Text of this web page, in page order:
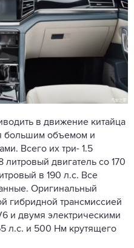
в движение китайца
большим объемом и
Всего их три- 1.5
литровый двигатель со 170
в 190 л.с. Все
Оригинальный
гибридной трансмиссией
и двумя электрическими
л.с. и 500 Нм крутящего